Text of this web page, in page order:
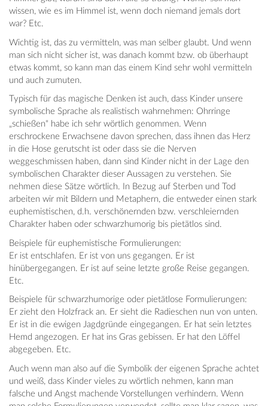
wissen, wie es im Himmel ist, wenn doch niemand jemals dort
war? Etc.
Wichtig ist, das zu vermitteln, was man selber glaubt. Und wenn
man sich nicht sicher ist, was danach kommt bzw. ob überhaupt
etwas kommt, so kann man das einem Kind sehr wohl vermitteln
und auch zumuten.
Typisch für das magische Denken ist auch, dass Kinder unsere
symbolische Sprache als realistisch wahrnehmen: Ohrringe
„schießen“ habe ich sehr wörtlich genommen. Wenn
erschrockene Erwachsene davon sprechen, dass ihnen das Herz
in die Hose gerutscht ist oder dass sie die Nerven
weggeschmissen haben, dann sind Kinder nicht in der Lage den
symbolischen Charakter dieser Aussagen zu verstehen. Sie
nehmen diese Sätze wörtlich. In Bezug auf Sterben und Tod
arbeiten wir mit Bildern und Metaphern, die entweder einen stark
euphemistischen, d.h. verschönernden bzw. verschleiernden
Charakter haben oder schwarzhumorig bis pietätlos sind.
Beispiele für euphemistische Formulierungen:
Er ist entschlafen. Er ist von uns gegangen. Er ist
hinübergegangen. Er ist auf seine letzte große Reise gegangen.
Etc.
Beispiele für schwarzhumorige oder pietätlose Formulierungen:
Er zieht den Holzfrack an. Er sieht die Radieschen nun von unten.
Er ist in die ewigen Jagdgründe eingegangen. Er hat sein letztes
Hemd angezogen. Er hat ins Gras gebissen. Er hat den Löffel
abgegeben. Etc.
Auch wenn man also auf die Symbolik der eigenen Sprache achtet
und weiß, dass Kinder vieles zu wörtlich nehmen, kann man
falsche und Angst machende Vorstellungen verhindern. Wenn